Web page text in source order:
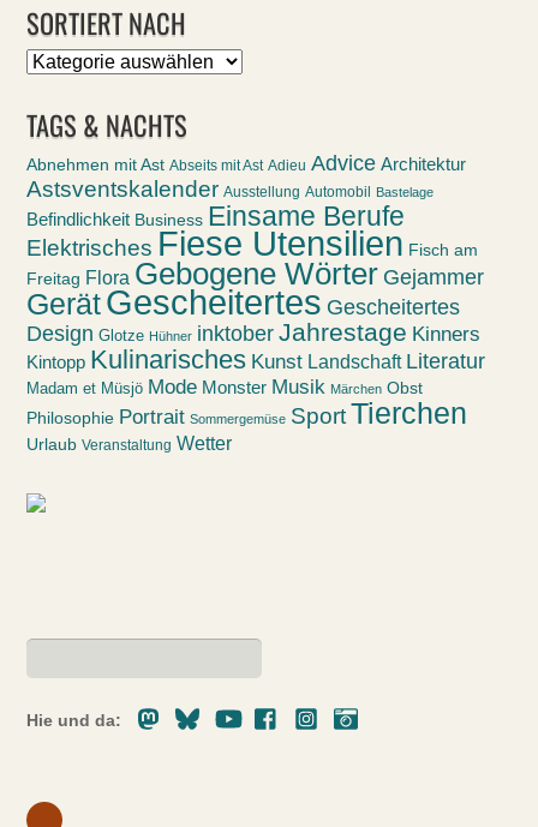
SORTIERT NACH
Sortiert
TAGS & NACHTS
Abnehmen mit Ast Abseits mit Ast Adieu Advice Architektur
Astsventskalender Ausstellung Automobil Bastelage
Befindlichkeit Business Einsame Berufe
Elektrisches Fiese Utensilien Fisch am
Freitag Flora Gebogene Wörter Gejammer
GerätGescheitertes Gescheitertes
Design Glotze Hühner inktober Jahrestage Kinners
Kintopp Kulinarisches Kunst Landschaft Literatur
Madam et Müsjö Mode Monster Musik Märchen Obst
Philosophie Portrait Sommergemüse Sport Tierchen
Urlaub Veranstaltung Wetter
Hie und da:
MastodonBlueskyYoutubeFacebookInstagram